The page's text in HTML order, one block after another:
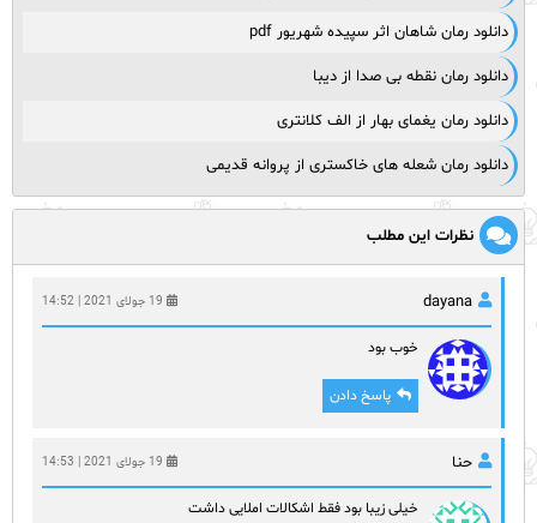
دانلود رمان شاهان اثر سپیده شهریور pdf
دانلود رمان نقطه بی صدا از دیبا
دانلود رمان یغمای بهار از الف کلانتری
دانلود رمان شعله های خاکستری از پروانه قدیمی
نظرات این مطلب
dayana 19 جولای 2021 | 14:52
خوب بود
پاسخ دادن
حنا 19 جولای 2021 | 14:53
خیلی زیبا بود فقط اشکالات املایی داشت